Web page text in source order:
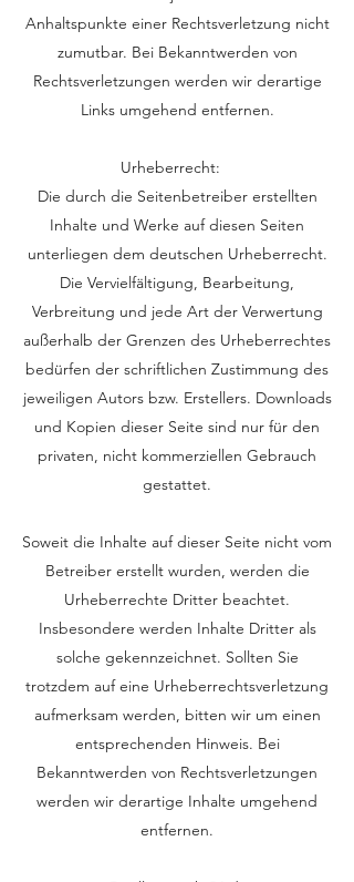
Anhaltspunkte einer Rechtsverletzung nicht
zumutbar. Bei Bekanntwerden von
Rechtsverletzungen werden wir derartige
Links umgehend entfernen.
Urheberrecht:
Die durch die Seitenbetreiber erstellten
Inhalte und Werke auf diesen Seiten
unterliegen dem deutschen Urheberrecht.
Die Vervielfältigung, Bearbeitung,
Verbreitung und jede Art der Verwertung
außerhalb der Grenzen des Urheberrechtes
bedürfen der schriftlichen Zustimmung des
jeweiligen Autors bzw. Erstellers. Downloads
und Kopien dieser Seite sind nur für den
privaten, nicht kommerziellen Gebrauch
gestattet.
Soweit die Inhalte auf dieser Seite nicht vom
Betreiber erstellt wurden, werden die
Urheberrechte Dritter beachtet.
Insbesondere werden Inhalte Dritter als
solche gekennzeichnet. Sollten Sie
trotzdem auf eine Urheberrechtsverletzung
aufmerksam werden, bitten wir um einen
entsprechenden Hinweis. Bei
Bekanntwerden von Rechtsverletzungen
werden wir derartige Inhalte umgehend
entfernen.